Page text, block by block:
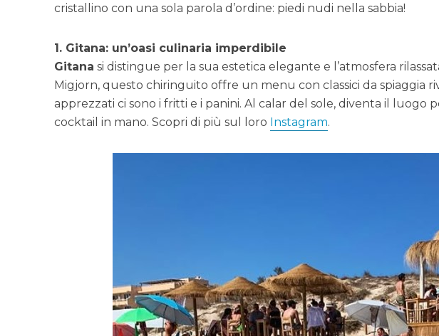
cristallino con una sola parola d’ordine: piedi nudi nella sabbia!
1. Gitana: un’oasi culinaria imperdibile
Gitana si distingue per la sua estetica elegante e l’atmosfera
Migjorn, questo chiringuito offre un menu con classici da spiaggia
apprezzati ci sono i fritti e i panini. Al calar del sole, diventa il
cocktail in mano. Scopri di più sul loro Instagram.